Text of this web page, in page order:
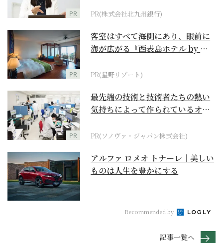
PR PR(株式会社北九州銀行)
PR
客室はすべて海側にあり、眼前に
海が広がる『西表島ホテル by 星
PR(星野リゾート)
PR
最先端の技術と技術者たちの熱い
気持ちによって作られているオー
PR(ソノヴァ・ジャパン株式会社)
アルファ ロメオ トナーレ｜美しい
ものは人生を豊かにする
Recommended by
記事一覧へ